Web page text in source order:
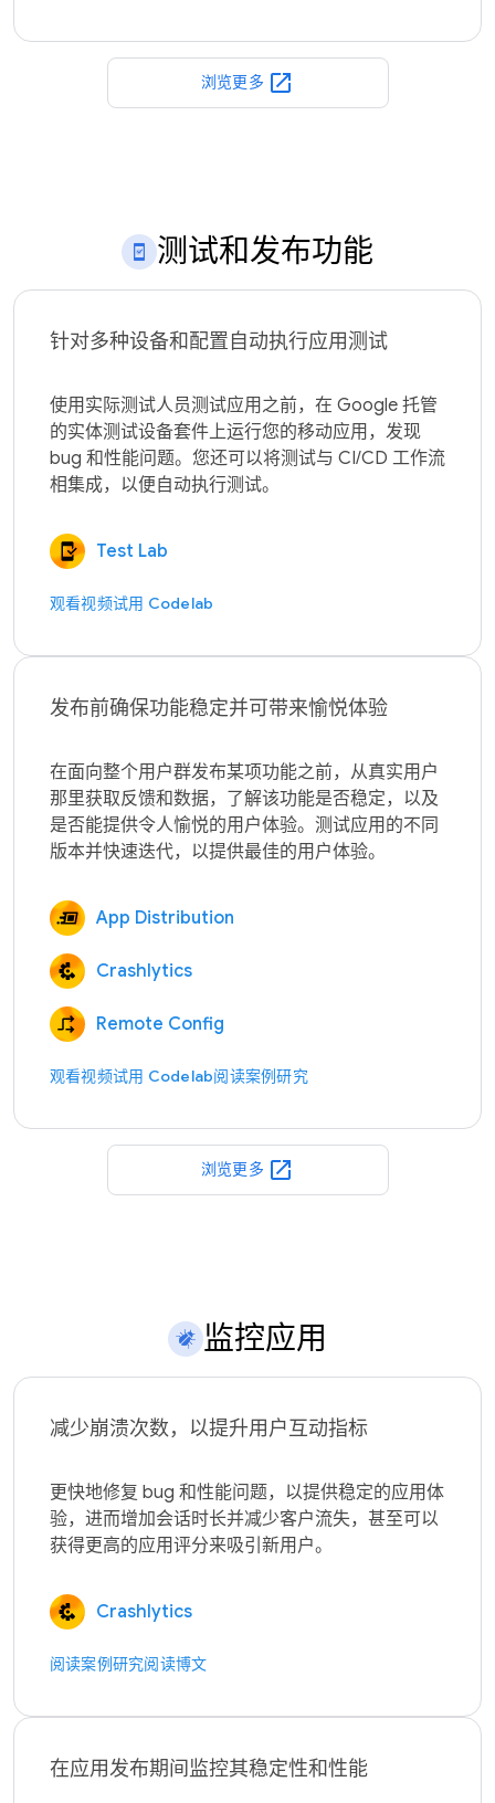
浏览更多 open_in_new
测试和发布功能
针对多种设备和配置自动执行应用测试
使用实际测试人员测试应用之前，在 Google 托管
的实体测试设备套件上运行您的移动应用，发现
bug 和性能问题。您还可以将测试与 CI/CD 工作流
Test Lab
观看视频试用 Codelab
发布前确保功能稳定并可带来愉悦体验
在面向整个用户群发布某项功能之前，从真实用户
那里获取反馈和数据，了解该功能是否稳定，以及
是否能提供令人愉悦的用户体验。测试应用的不同
App Distribution
Crashlytics
Remote Config
观看视频试用 Codelab阅读案例研究
浏览更多 open_in_new
监控应用
减少崩溃次数，以提升用户互动指标
更快地修复 bug 和性能问题，以提供稳定的应用体
验，进而增加会话时长并减少客户流失，甚至可以
Crashlytics
阅读案例研究阅读博文
在应用发布期间监控其稳定性和性能